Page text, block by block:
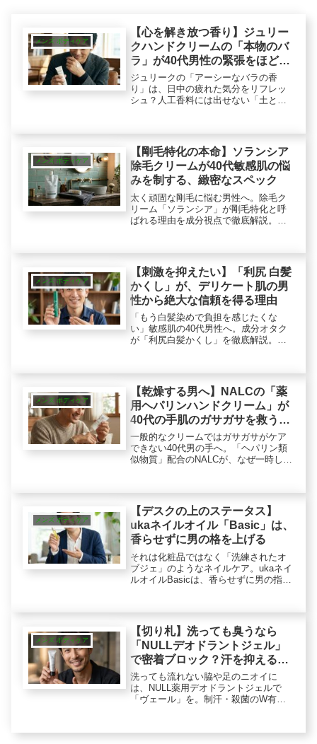
メンズ ボディケア
【心を解き放つ香り】ジュリー
クハンドクリームの「本物のバ
ラ」が40代男性の緊張をほど
く？
ジュリークの「アーシーなバラの香
り」は、日中の疲れた気分をリフレッ
シュ？人工香料には出せない「土と茎
違いと、「塗るリフレッシュ・ギア」
の正体とは。
メンズ ボディケア
【剛毛特化の本命】ソランシア
除毛クリームが40代敏感肌の悩
みを制する、緻密なスペック
太く頑固な剛毛に悩む男性へ。除毛ク
リーム「ソランシア」が剛毛特化と呼
ばれる理由を成分視点で徹底解説。太
のハイブリッド設計。摩擦を防ぐ論理
的なムダ毛ケアの実力を紐解きます。
メンズ ボディケア
【刺激を抑えたい】「利尻 白髪
かくし」が、デリケート肌の男
性から絶大な信頼を得る理由
「もう白髪染めで負担を感じたくな
い」敏感肌の40代男性へ。成分オタク
が「利尻白髪かくし」を徹底解説。ジ
とは？不器用でも使いやすい筆タイプ
の使用感も検証。
メンズ ボディケア
【乾燥する男へ】NALCの「薬
用ヘパリンハンドクリーム」が
40代の手肌のガサガサを救う理
由
一般的なクリームではガサガサがケア
できない40代男の手へ。「ヘパリン類
似物質」配合のNALCが、なぜ一時しの
や、NULLとの違いを成分オタクが分
析。家族で使える「実力派」の真価を
解説します。
メンズ ボディケア
【デスクの上のステータス】
ukaネイルオイル「Basic」は、
香らせずに男の格を上げる
それは化粧品ではなく「洗練されたオ
ブジェ」のようなネイルケア。ukaネイ
ルオイルBasicは、香らせずに男の指先
の合間の気分転換スイッチとして、40
代男性に推したい一本を成分オタクが
解説。
メンズ ボディケア
【切り札】洗っても臭うなら
「NULLデオドラントジェル」
で密着ブロック？汗を抑えるロ
ジック
洗っても流れない脇や足のニオイに
は、NULL薬用デオドラントジェルで
「ヴェール」を。制汗・殺菌のW有効
バレにくい使用感など、スプレーとは